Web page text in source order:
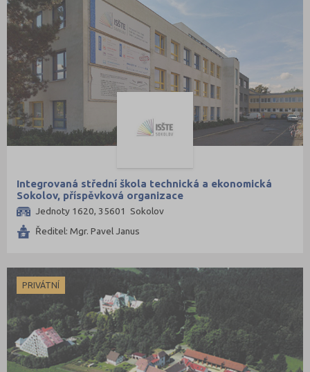
Praha hlavní město (66)
Praha-východ (5)
Praha-západ (2)
Prachatice (1)
Prostějov (7)
Přerov (13)
Rokycany (2)
Rychnov nad Kněžnou (4)
Semily (5)
Strakonice (5)
Svitavy (7)
Šumperk (9)
Tábor (8)
Tachov (3)
Integrovaná střední škola technická a ekonomická
Sokolov, příspěvková organizace
Jednoty 1620, 35601 Sokolov
Ředitel: Mgr. Pavel Janus
PRIVÁTNÍ